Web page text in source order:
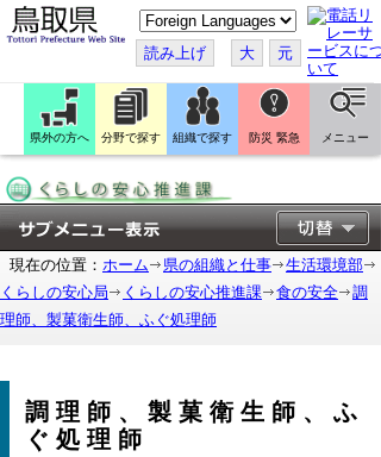
こ
の
ペ
ー
ジ
翻
訳
す
読み上げ 大 元
県外の方へ 分野で探す 組織で探す 防災 緊急 メニュー
現在の位置： ホーム 県の組織と仕事
生活環境部
くらしの安心局
くらしの安心推進課 食の安全
調
理師、製菓衛生師、ふぐ処理師
調理師、製菓衛生師、ふ
ぐ処理師